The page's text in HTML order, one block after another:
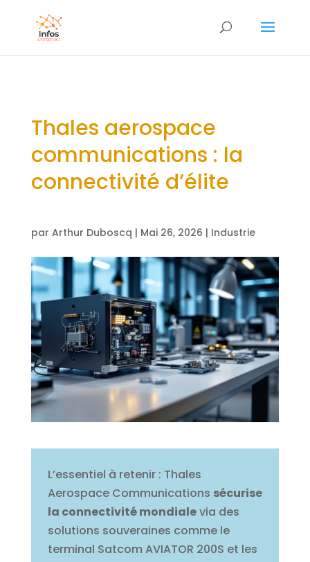
Thales aerospace
communications : la
connectivité d’élite
par Arthur Duboscq | Mai 26, 2026 | Industrie
L’essentiel à retenir : Thales
Aerospace Communications sécurise
la connectivité mondialevia des
solutions souveraines comme le
terminal Satcom AVIATOR 200S et les